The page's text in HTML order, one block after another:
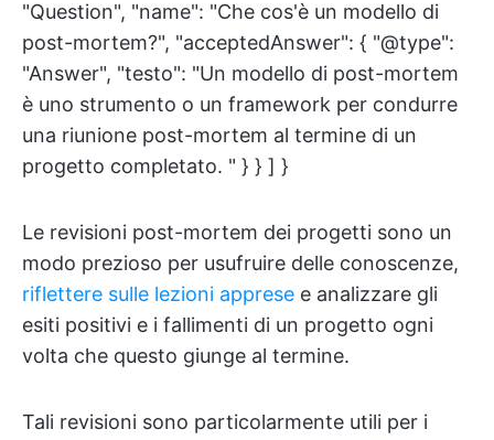
"Question", "name": "Che cos'è un modello di
post-mortem?", "acceptedAnswer": { "@type":
"Answer", "testo": "Un modello di post-mortem
è uno strumento o un framework per condurre
una riunione post-mortem al termine di un
progetto completato. " } } ] }
Le revisioni post-mortem dei progetti sono un
modo prezioso per usufruire delle conoscenze,
riflettere sulle lezioni apprese e analizzare gli
esiti positivi e i fallimenti di un progetto ogni
volta che questo giunge al termine.
Tali revisioni sono particolarmente utili per i